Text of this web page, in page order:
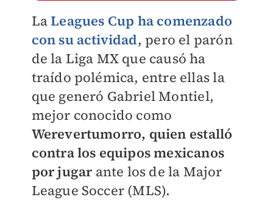
LaLeagues Cup ha comenzado
con su actividad, pero el parón
de la Liga MX que causó ha
traído polémica, entre ellas la
que generó Gabriel Montiel,
mejor conocido como
Werevertumorro, quien estalló
contra los equipos mexicanos
por jugarante los de la Major
League Soccer (MLS).